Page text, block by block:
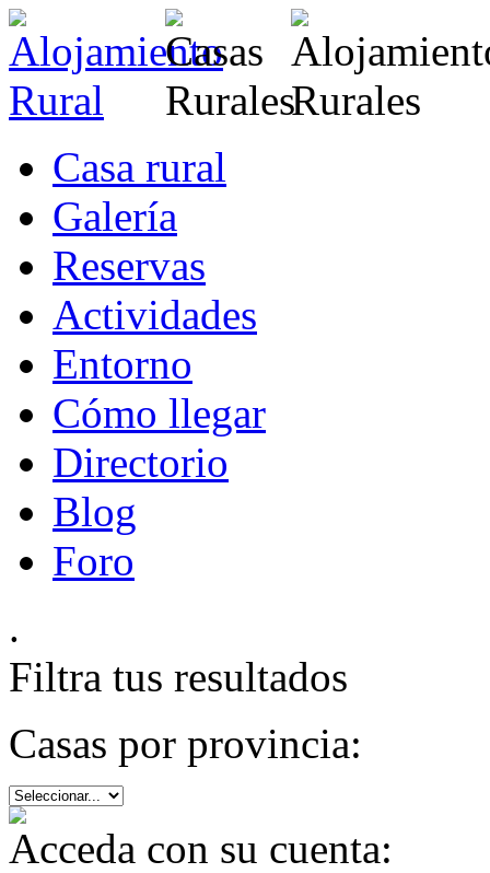
Casa rural
Galería
Reservas
Actividades
Entorno
Cómo llegar
Directorio
Blog
Foro
.
Filtra tus resultados
Casas por provincia:
Acceda con su cuenta: